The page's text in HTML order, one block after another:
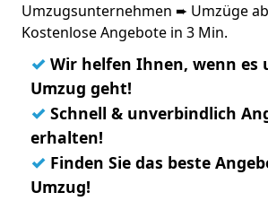
Umzugsunternehmen ➨ Umzüge
Kostenlose Angebote in 3 Min.
✓ Wir helfen Ihnen, wenn es
Umzug geht!
✓ Schnell & unverbindlich
erhalten!
✓ Finden Sie das beste
Umzug!